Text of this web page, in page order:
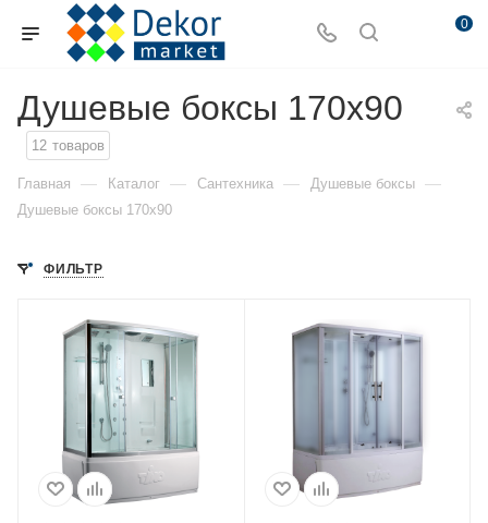
0
Душевые боксы 170x90
12 товаров
Главная — Каталог — Сантехника — Душевые боксы —
Душевые боксы 170x90
ФИЛЬТР